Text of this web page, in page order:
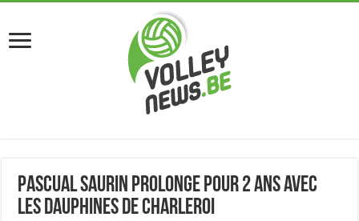
Pascual Saurin prolonge pour 2 ans avec
les Dauphines de Charleroi